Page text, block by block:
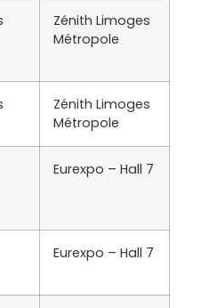
Zénith Limoges
Métropole
Zénith Limoges
Métropole
Eurexpo – Hall 7
Eurexpo – Hall 7